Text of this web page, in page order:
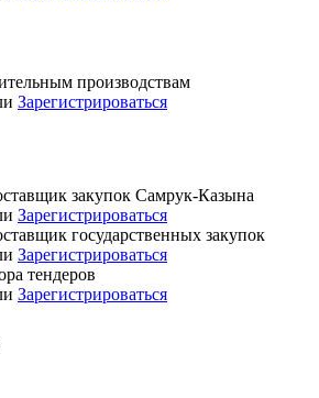
производствам
Зарегистрироваться
закупок Самрук-Казына
Зарегистрироваться
государственных закупок
Зарегистрироваться
тендеров
Зарегистрироваться